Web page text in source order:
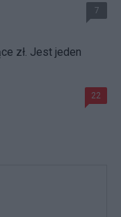
7
zł. Jest jeden
22